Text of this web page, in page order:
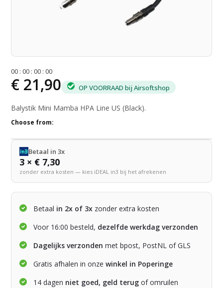
00 :00 :00 :00
€ 21,90 OP VOORRAAD bij Airsoftshop
Balystik Mini Mamba HPA Line US (Black).
Choose from:
Betaal in 3x
3 × € 7,30
zonder extra kosten — kies iDEAL in3 bij het afrekenen
Betaal in 2x of 3x zonder extra kosten
Voor 16:00 besteld, dezelfde werkdag verzonden
Dagelijks verzonden met bpost, PostNL of GLS
Gratis afhalen in onzewinkel in Poperinge
14 dagen niet goed, geld terug of omruilen